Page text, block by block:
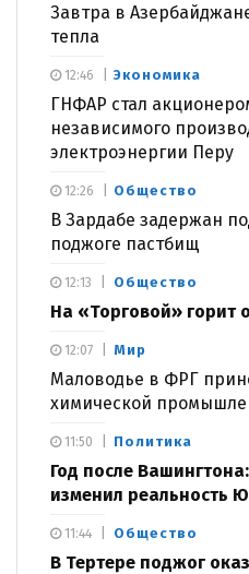
Завтра в
тепла
Экономика
ГНФАР стал
независимого
электроэнергии Перу
12:46
Общество
В Зардабе задержан
поджоге пастбищ
12:26
Общество
На «Торговой» горит
12:13
Мир
Маловодье в ФРГ
химической
12:07
Политика
Год после
изменил реальность
11:50
Общество
В Тертере поджог
11:44